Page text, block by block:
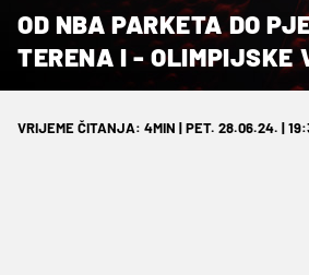
OD NBA PARKETA DO
TERENA I - OLIMPIJSKE
VRIJEME ČITANJA: 4MIN | PET. 28.06.24. |